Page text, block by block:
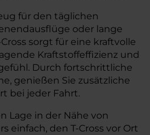
für den täglichen
oder lange
sorgt für eine kraftvolle
Kraftstoffeffizienz und
Durch fortschrittliche
genießen Sie zusätzliche
bei jeder Fahrt.
Lage in der Nähe von
einfach, den T-Cross vor Ort